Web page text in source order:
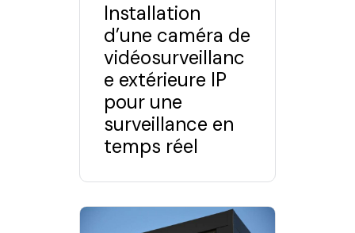
Installation
d’une caméra de
vidéosurveillanc
e extérieure IP
pour une
surveillance en
temps réel